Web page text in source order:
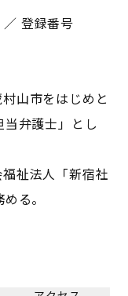
登録番号
山市をはじめと
弁護士」とし
祉法人「新宿社
る。